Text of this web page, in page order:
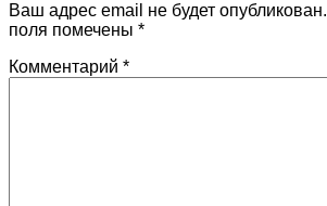
Ваш адрес email не будет опубликован.
поля помечены *
Комментарий *